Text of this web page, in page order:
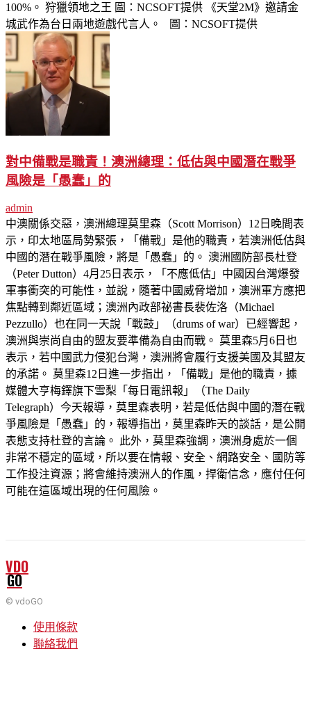
100%。 狩獵領地之王 圖：NCSOFT提供 《天堂2M》邀請金
城武作為台日兩地遊戲代言人。 圖：NCSOFT提供
對中備戰是職責！澳洲總理：低估與中國潛在戰爭
風險是「愚蠢」的
admin
中澳關係交惡，澳洲總理莫里森（Scott Morrison）12日晚間表
示，印太地區局勢緊張，「備戰」是他的職責，若澳洲低估與
中國的潛在戰爭風險，將是「愚蠢」的。 澳洲國防部長杜登
（Peter Dutton）4月25日表示，「不應低估」中國因台灣爆發
軍事衝突的可能性，並說，隨著中國威脅增加，澳洲軍方應把
焦點轉到鄰近區域；澳洲內政部祕書長裴佐洛（Michael
Pezzullo）也在同一天說「戰鼓」（drums of war）已經響起，
澳洲與崇尚自由的盟友要準備為自由而戰。 莫里森5月6日也
表示，若中國武力侵犯台灣，澳洲將會履行支援美國及其盟友
的承諾。 莫里森12日進一步指出，「備戰」是他的職責，據
媒體大亨梅鐸旗下雪梨「每日電訊報」（The Daily
Telegraph）今天報導，莫里森表明，若是低估與中國的潛在戰
爭風險是「愚蠢」的，報導指出，莫里森昨天的談話，是公開
表態支持杜登的言論。 此外，莫里森強調，澳洲身處於一個
非常不穩定的區域，所以要在情報、安全、網路安全、國防等
工作投注資源；將會維持澳洲人的作風，捍衛信念，應付任何
可能在這區域出現的任何風險。
VDO
GO
© vdoGO
使用條款
聯絡我們